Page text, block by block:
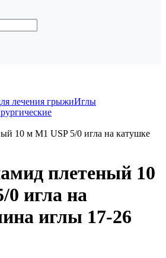
лечения грыжиИглы
10 м М1 USP 5/0 игла на катушке
плетеный 10
игла на
иглы 17-26